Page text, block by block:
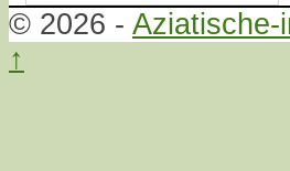
© 2026 - Aziatische-
↑